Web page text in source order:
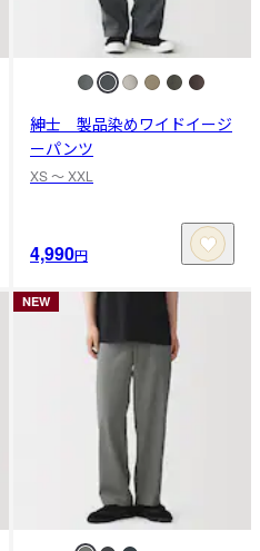
紳士 製品染めワイドイージ
ーパンツ
XS 〜 XXL
4,990円
NEW